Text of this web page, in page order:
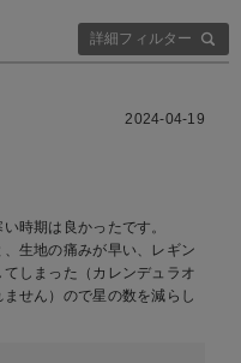
詳細フィルター
2024-04-19
時期は良かったです。
生地の痛みが早い、レギン
しまった（カレンデュラオ
せん）ので星の数を減らし